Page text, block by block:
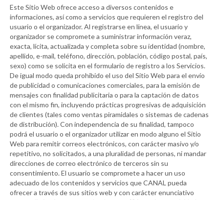
Este Sitio Web ofrece acceso a diversos contenidos e
informaciones, así como a servicios que requieren el registro del
usuario o el organizador. Al registrarse en línea, el usuario y
organizador se compromete a suministrar información veraz,
exacta, lícita, actualizada y completa sobre su identidad (nombre,
apellido, e-mail, teléfono, dirección, población, código postal, país,
sexo) como se solicita en el formulario de registro a los Servicios.
De igual modo queda prohibido el uso del Sitio Web para el envío
de publicidad o comunicaciones comerciales, para la emisión de
mensajes con finalidad publicitaria o para la captación de datos
con el mismo fin, incluyendo prácticas progresivas de adquisición
de clientes (tales como ventas piramidales o sistemas de cadenas
de distribución). Con independencia de su finalidad, tampoco
podrá el usuario o el organizador utilizar en modo alguno el Sitio
Web para remitir correos electrónicos, con carácter masivo y/o
repetitivo, no solicitados, a una pluralidad de personas, ni mandar
direcciones de correo electrónico de terceros sin su
consentimiento. El usuario se compromete a hacer un uso
adecuado de los contenidos y servicios queCANAL pueda
ofrecer a través de sus sitios web y con carácter enunciativo